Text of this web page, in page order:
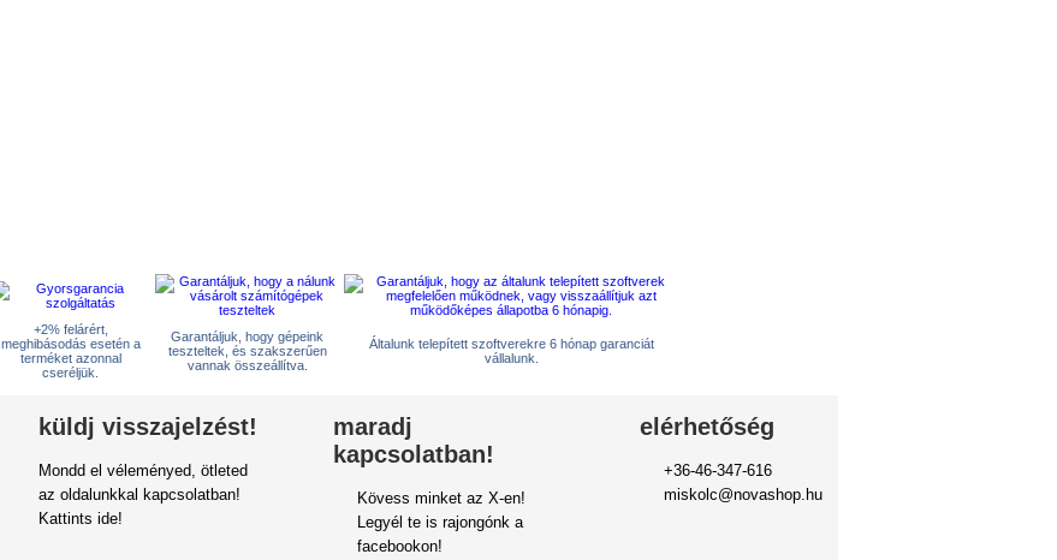
+2% felárért,
meghibásodás esetén a
terméket azonnal
cseréljük.
Garantáljuk, hogy gépeink
teszteltek, és szakszerűen
vannak összeállítva.
Általunk telepített szoftverekre 6 hónap garanciát
vállalunk.
küldj visszajelzést!
Mondd el véleményed, ötleted
az oldalunkkal kapcsolatban!
Kattints ide!
maradj
kapcsolatban!
Kövess minket az X-en!
Legyél te is rajongónk a
facebookon!
elérhetőség
+36-46-347-616
miskolc@novashop.hu